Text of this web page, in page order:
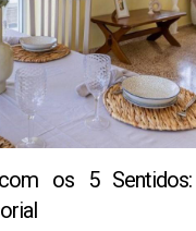
os 5